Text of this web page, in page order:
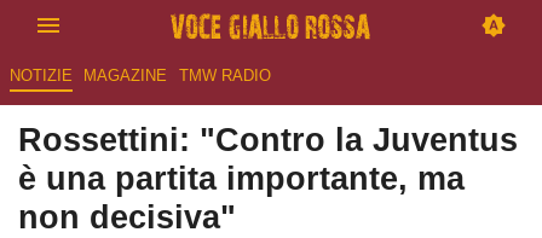
NOTIZIE MAGAZINE TMW RADIO
Rossettini: "Contro la Juventus
è una partita importante, ma
non decisiva"